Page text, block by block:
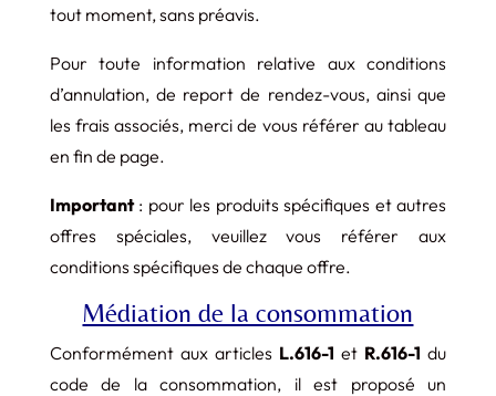
tout moment, sans préavis.
Pour toute information relative aux conditions
d’annulation, de report de rendez-vous, ainsi que
les frais associés, merci de vous référer au tableau
en fin de page.
Important: pour les produits spécifiques et autres
offres spéciales, veuillez vous référer aux
conditions spécifiques de chaque offre.
Médiation de la consommation
Conformément aux articles L.616-1 et R.616-1 du
code de la consommation, il est proposé un